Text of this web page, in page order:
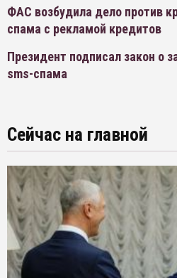
ФАС возбудила дело против
спама с рекламой кредитов
Президент подписал закон о
sms-спама
Сейчас на главной